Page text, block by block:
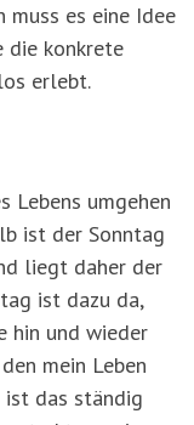
es eine Idee
die konkrete
erlebt.
Lebens umgehen
ist der Sonntag
liegt daher der
ist dazu da,
hin und wieder
mein Leben
das ständig